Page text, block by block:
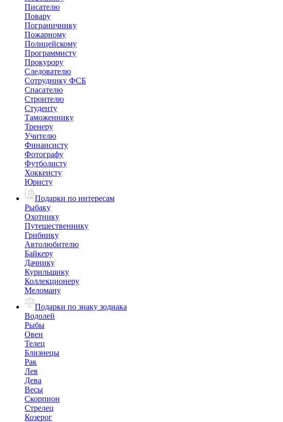
Писателю
Повару
Пограничнику
Пожарному
Полицейскому
Программисту
Прокурору
Следователю
Сотруднику ФСБ
Спасателю
Строителю
Студенту
Таможеннику
Тренеру
Учителю
Финансисту
Фотографу
Футболисту
Хоккеисту
Юристу
Подарки по интересам
Рыбаку
Охотнику
Путешественнику
Грибнику
Автолюбителю
Байкеру
Дачнику
Курильщику
Коллекционеру
Меломану
Подарки по знаку зодиака
Водолей
Рыбы
Овен
Телец
Близнецы
Рак
Лев
Дева
Весы
Скорпион
Стрелец
Козерог